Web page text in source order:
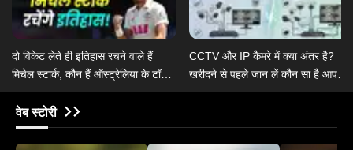
दो विकेट लेते ही इतिहास रचने वाले हैं
मिचेल स्टार्क, कौन हैं ऑस्ट्रेलिया के टॉप 5
टेस्ट गेंदबाज
CCTV और IP कैमरे में क्या अंतर है?
खरीदने से पहले जान लें कौन सा है आपके
लिए बेहतर?
वेब स्टोरी